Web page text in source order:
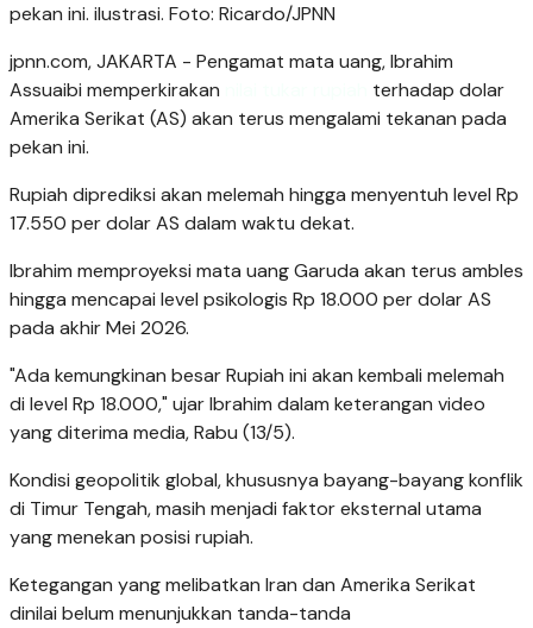
pekan ini. ilustrasi. Foto: Ricardo/JPNN
jpnn.com, JAKARTA - Pengamat mata uang, Ibrahim
Assuaibi memperkirakan
terhadap dolar
Amerika Serikat (AS) akan terus mengalami tekanan pada
pekan ini.
Rupiah diprediksi akan melemah hingga menyentuh level Rp
17.550 per dolar AS dalam waktu dekat.
Ibrahim memproyeksi mata uang Garuda akan terus ambles
hingga mencapai level psikologis Rp 18.000 per dolar AS
pada akhir Mei 2026.
"Ada kemungkinan besar Rupiah ini akan kembali melemah
di level Rp 18.000," ujar Ibrahim dalam keterangan video
yang diterima media, Rabu (13/5).
Kondisi geopolitik global, khususnya bayang-bayang konflik
di Timur Tengah, masih menjadi faktor eksternal utama
yang menekan posisi rupiah.
Ketegangan yang melibatkan Iran dan Amerika Serikat
dinilai belum menunjukkan tanda-tanda